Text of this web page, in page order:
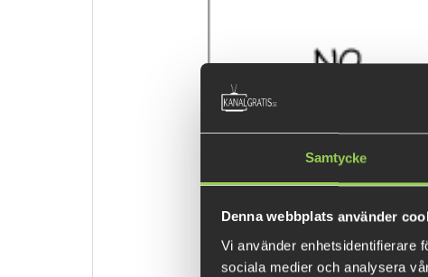
Samtycke
Denna webbplats använder
Vi använder enhetsidentifierare
sociala medier och analysera